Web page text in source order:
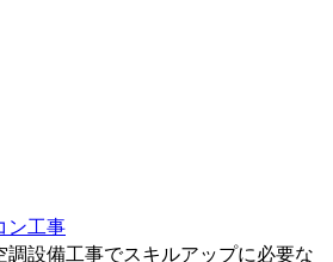
ン工事
調設備工事でスキルアップに必要な